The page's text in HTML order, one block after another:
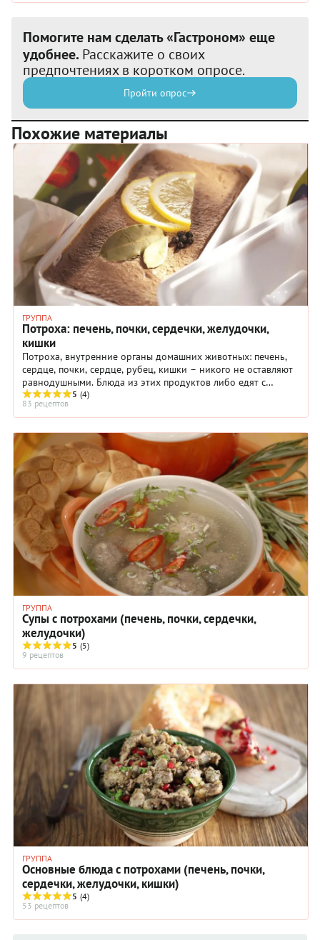
Помогите нам сделать «Гастроном» еще
удобнее. Расскажите о своих
предпочтениях в коротком опросе.
Пройти опрос
Похожие материалы
ГРУППА
Потроха: печень, почки, сердечки, желудочки,
кишки
Потроха, внутренние органы домашних животных: печень,
сердце, почки, сердце, рубец, кишки – никого не оставляют
равнодушными. Блюда из этих продуктов либо едят с
удовольствием, либо на дух не ...
5 (4)
83 рецептов
ГРУППА
Супы с потрохами (печень, почки, сердечки,
желудочки)
5 (5)
9 рецептов
ГРУППА
Основные блюда с потрохами (печень, почки,
сердечки, желудочки, кишки)
5 (4)
53 рецептов